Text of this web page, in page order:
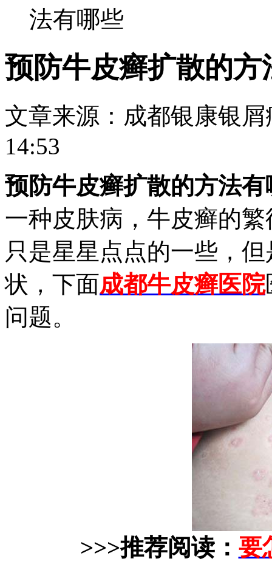
法有哪些
预防牛皮癣扩散的方
文章来源： 成都银康银
14:53
预防牛皮癣扩散的方法有
一种皮肤病，牛皮癣的
只是星星点点的一些，
状，下面成都牛皮癣医院
问题。
>>>推荐阅读： 要